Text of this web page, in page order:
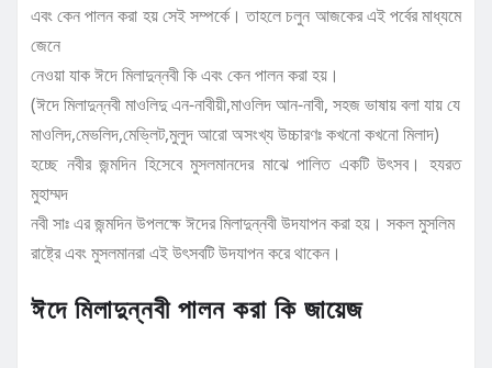
এবং কেন পালন করা হয় সেই সম্পর্কে। তাহলে চলুন আজকের এই পর্বের মাধ্যমে
জেনে
নেওয়া যাক ঈদে মিলাদুন্নবী কি এবং কেন পালন করা হয়।
(ঈদে মিলাদুন্নবী মাওলিদু এন-নাবীয়ী,মাওলিদ আন-নাবী, সহজ ভাষায় বলা যায় যে
মাওলিদ,মেভলিদ,মেভ্লিট,মুলুদ আরো অসংখ্য উচ্চারণঃ কখনো কখনো মিলাদ)
হচ্ছে নবীর জন্মদিন হিসেবে মুসলমানদের মাঝে পালিত একটি উৎসব। হযরত
মুহাম্মদ
নবী সাঃ এর জন্মদিন উপলক্ষে ঈদের মিলাদুন্নবী উদযাপন করা হয়। সকল মুসলিম
রাষ্ট্রে এবং মুসলমানরা এই উৎসবটি উদযাপন করে থাকেন।
ঈদে মিলাদুন্নবী পালন করা কি জায়েজ